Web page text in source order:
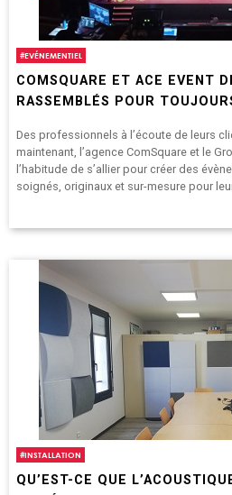
#EVÉNEMENTIEL
COMSQUARE ET ACE EVENT
RASSEMBLÉS POUR
Des professionnels à l’écoute de leurs
maintenant, l’agence ComSquare et le
l’habitude de s’allier pour créer des
soignés, originaux et sur-mesure pour
#INSTALLATION
QU’EST-CE QUE